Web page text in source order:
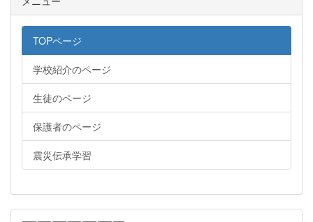
TOPページ
学校紹介のページ
生徒のページ
保護者のページ
震災伝承学習